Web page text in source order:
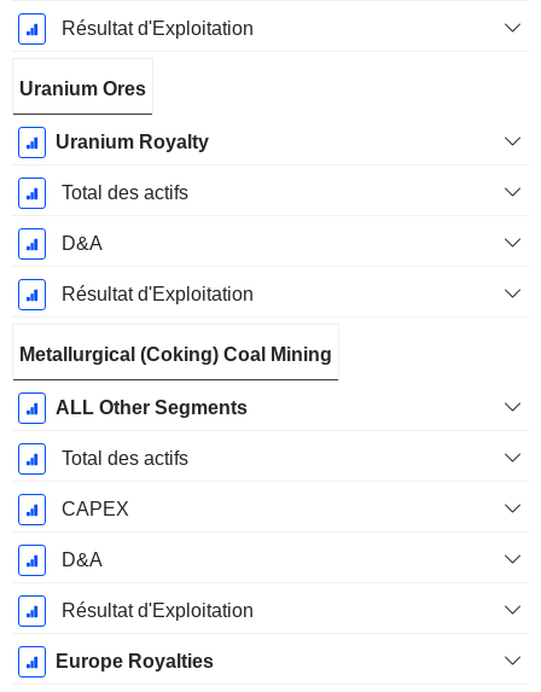
Résultat d'Exploitation
Uranium Ores
Uranium Royalty
Total des actifs
D&A
Résultat d'Exploitation
Metallurgical (Coking) Coal Mining
ALL Other Segments
Total des actifs
CAPEX
D&A
Résultat d'Exploitation
Europe Royalties